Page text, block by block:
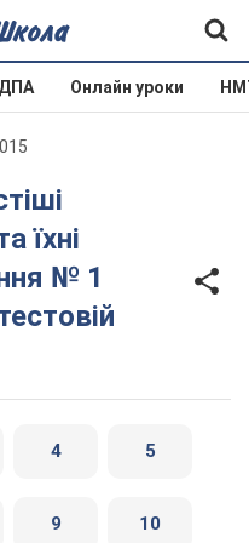
ДПА Онлайн уроки
їхні
№ 1
4 5
9 10